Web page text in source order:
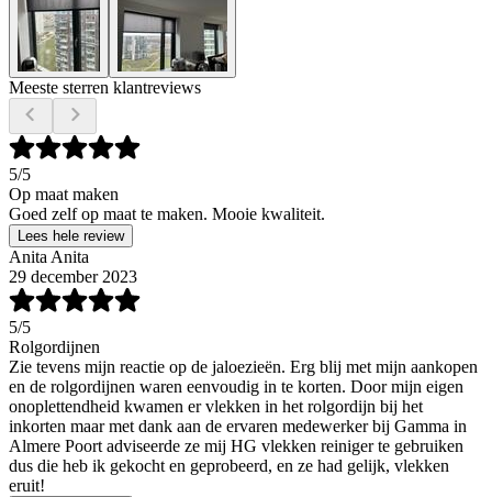
Meeste sterren klantreviews
5/5
Op maat maken
Goed zelf op maat te maken. Mooie kwaliteit.
Lees hele review
Anita Anita
29 december 2023
5/5
Rolgordijnen
Zie tevens mijn reactie op de jaloezieën. Erg blij met mijn aankopen
en de rolgordijnen waren eenvoudig in te korten. Door mijn eigen
onoplettendheid kwamen er vlekken in het rolgordijn bij het
inkorten maar met dank aan de ervaren medewerker bij Gamma in
Almere Poort adviseerde ze mij HG vlekken reiniger te gebruiken
dus die heb ik gekocht en geprobeerd, en ze had gelijk, vlekken
eruit!